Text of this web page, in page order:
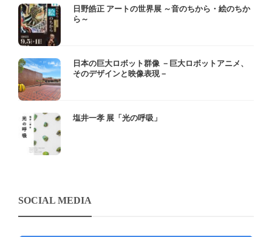
日野皓正 アートの世界展 ～音のちから・絵のちか
ら～
日本の巨大ロボット群像 －巨大ロボットアニメ、
そのデザインと映像表現－
塩井一孝 展「光の呼吸」
SOCIAL MEDIA